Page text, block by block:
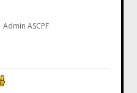
Admin ASCPF